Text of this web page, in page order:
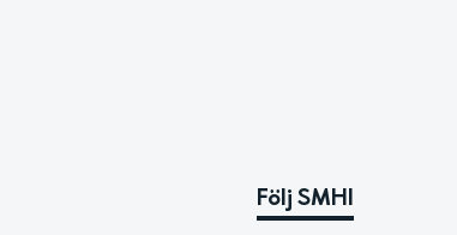
Följ SMHI